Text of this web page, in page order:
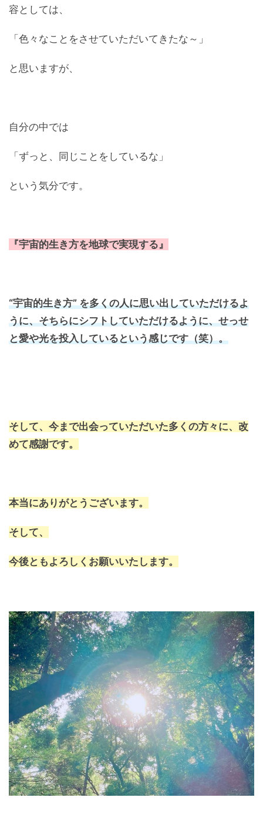
容としては、
「色々なことをさせていただいてきたな～」
と思いますが、
自分の中では
「ずっと、同じことをしているな」
という気分です。
『宇宙的生き方を地球で実現する』
“宇宙的生き方” を多くの人に思い出していただけるよ
うに、そちらにシフトしていただけるように、せっせ
と愛や光を投入しているという感じです（笑）。
そして、今まで出会っていただいた多くの方々に、改
めて感謝です。
本当にありがとうございます。
そして、
今後ともよろしくお願いいたします。